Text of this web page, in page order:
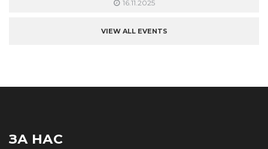
16.11.2025
VIEW ALL EVENTS
ЗА НАС